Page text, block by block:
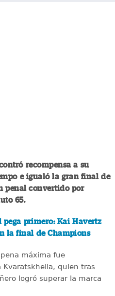
recompensa a su
e igualó la gran final de
penal convertido por
65.
pega primero: Kai Havertz
la final de Champions
máxima fue
Kvaratskhelia, quien tras
logró superar la marca